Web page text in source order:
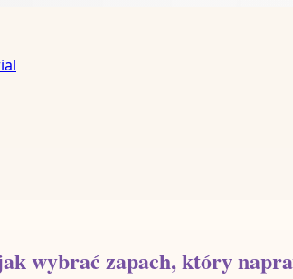
wybrać zapach, który